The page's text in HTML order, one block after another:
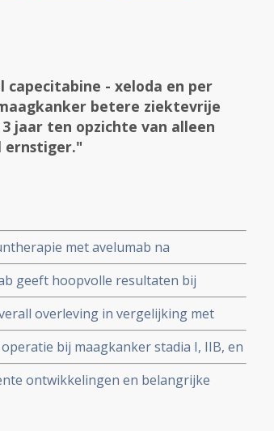
capecitabine - xeloda en per
betere ziektevrije
jaar ten opzichte van alleen
ernstiger."
met avelumab na
van 6 maanden in vergelijking met
geeft hoopvolle resultaten bij
72 procent objectieve respons
overleving in vergelijking met
bij maagkanker stadia I, IIB, en
recidief en overal overleving. Wel
ontwikkelingen en belangrijke